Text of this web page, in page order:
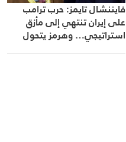
فايننشال تايمز: حرب ترامب
على إيران تنتهي إلى مأزق
استراتيجي… وهرمز يتحول